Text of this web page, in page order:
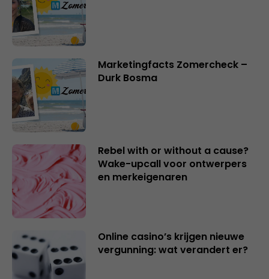
Marketingfacts Zomercheck –
Durk Bosma
Rebel with or without a cause?
Wake-upcall voor ontwerpers
en merkeigenaren
Online casino’s krijgen nieuwe
vergunning: wat verandert er?